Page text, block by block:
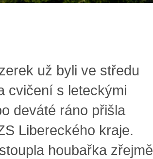
už byli ve středu
cvičení s leteckými
deváté ráno přišla
Libereckého kraje.
houbařka zřejmě